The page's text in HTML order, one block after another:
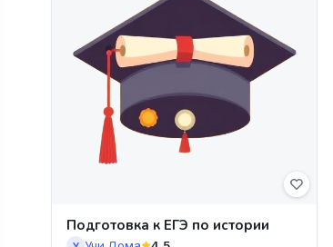
Подготовка к ЕГЭ по истории